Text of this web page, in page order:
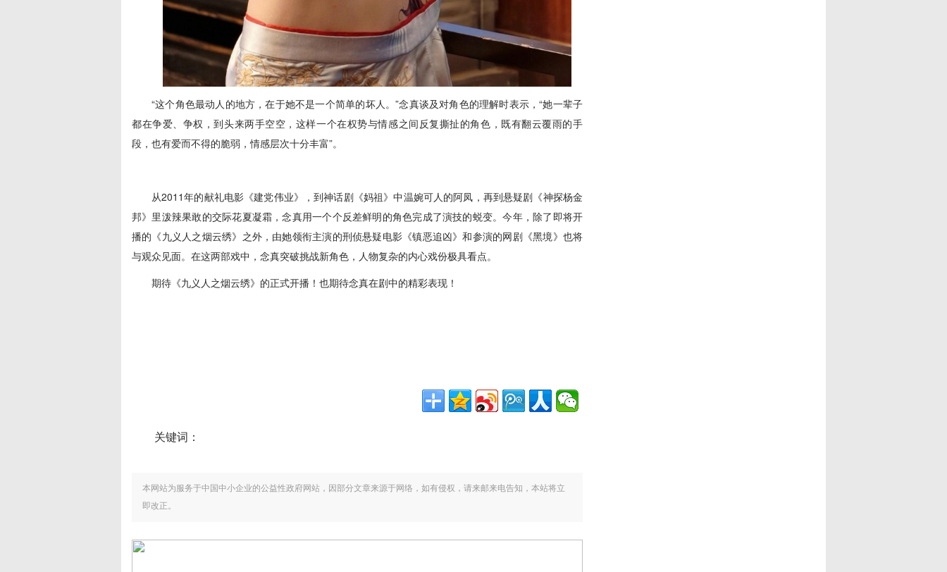
“这个角色最动人的地方，在于她不是一个简单的坏人。”念真谈及对角色的理解时表示，“她一辈子
都在争爱、争权，到头来两手空空，这样一个在权势与情感之间反复撕扯的角色，既有翻云覆雨的手
段，也有爱而不得的脆弱，情感层次十分丰富”。
从2011年的献礼电影《建党伟业》，到神话剧《妈祖》中温婉可人的阿凤，再到悬疑剧《神探杨金
邦》里泼辣果敢的交际花夏凝霜，念真用一个个反差鲜明的角色完成了演技的蜕变。今年，除了即将开
播的《九义人之烟云绣》之外，由她领衔主演的刑侦悬疑电影《镇恶追凶》和参演的网剧《黑境》也将
与观众见面。在这两部戏中，念真突破挑战新角色，人物复杂的内心戏份极具看点。
期待《九义人之烟云绣》的正式开播！也期待念真在剧中的精彩表现！
关键词：
本网站为服务于中国中小企业的公益性政府网站，因部分文章来源于网络，如有侵权，请来邮来电告知，本站将立
即改正。